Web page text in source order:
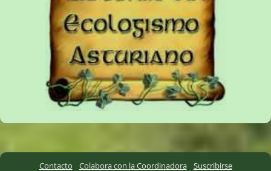
Contacto Colabora con la Coordinadora
Suscribirse